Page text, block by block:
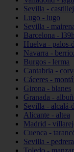
Sevilla -
Lugo - lugo
Sevilla -
Barcelona -
Huelva - palos-
Navarra -
Burgos - lerma
Cantabria -
Cáceres -
Girona - blanes
Granada -
Sevilla - alcalá-
Alicante - altea
Madrid -
Cuenca -
Sevilla - pedrera
Toledo -